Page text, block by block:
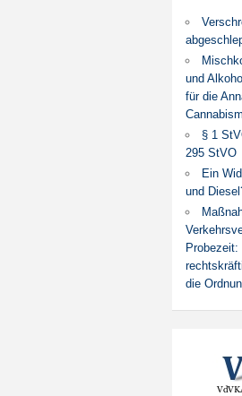
und
für die
§ 1
295 StVO
Ein
und
die